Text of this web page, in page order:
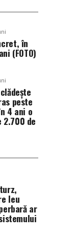
în
(FOTO)
peste
4 ani o
2.700 de
leu
ar